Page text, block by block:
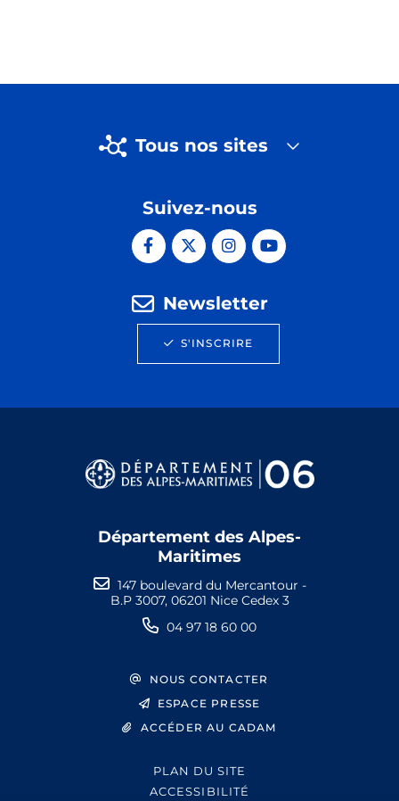
Tous nos sites
Suivez-nous
Newsletter
S'INSCRIRE
Département des Alpes-
Maritimes
147 boulevard du Mercantour -
B.P 3007, 06201 Nice Cedex 3
04 97 18 60 00
NOUS CONTACTER
ESPACE PRESSE
ACCÉDER AU CADAM
PLAN DU SITE
ACCESSIBILITÉ